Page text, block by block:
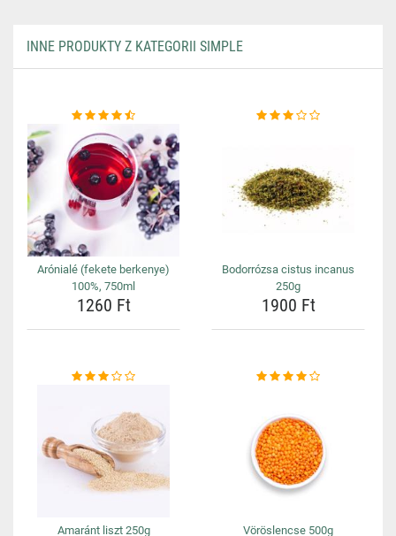
INNE PRODUKTY Z KATEGORII SIMPLE
Arónialé (fekete berkenye)
100%, 750ml
1260 Ft
Bodorrózsa cistus incanus
250g
1900 Ft
Amaránt liszt 250g Vöröslencse 500g